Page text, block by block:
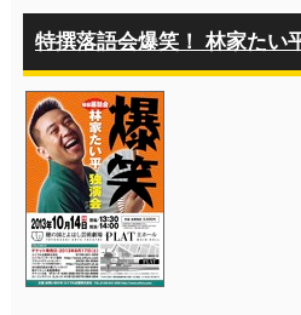
特撰落語会爆笑！ 林家たい